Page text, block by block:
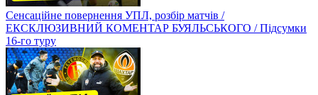
Сенсаційне повернення УПЛ, розбір матчів /
ЕКСКЛЮЗИВНИЙ КОМЕНТАР БУЯЛЬСЬКОГО / Підсумки
16-го туру